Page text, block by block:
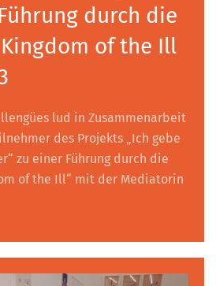
durch die
of the Ill
lud in Zusammenarbeit
des Projekts „Ich gebe
zu einer Führung durch die
of the Ill“ mit der Mediatorin